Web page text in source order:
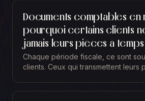
Documents comptables
pourquoi certains clients
jamais leurs pièces à temps
Chaque période fiscale, ce sont
clients. Ceux qui transmettent leurs